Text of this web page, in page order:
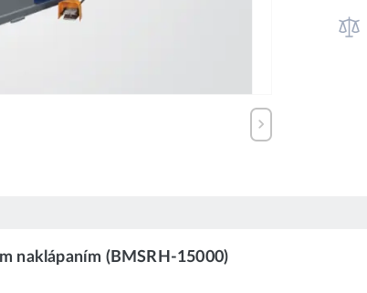
naklápaním (BMSRH-15000)